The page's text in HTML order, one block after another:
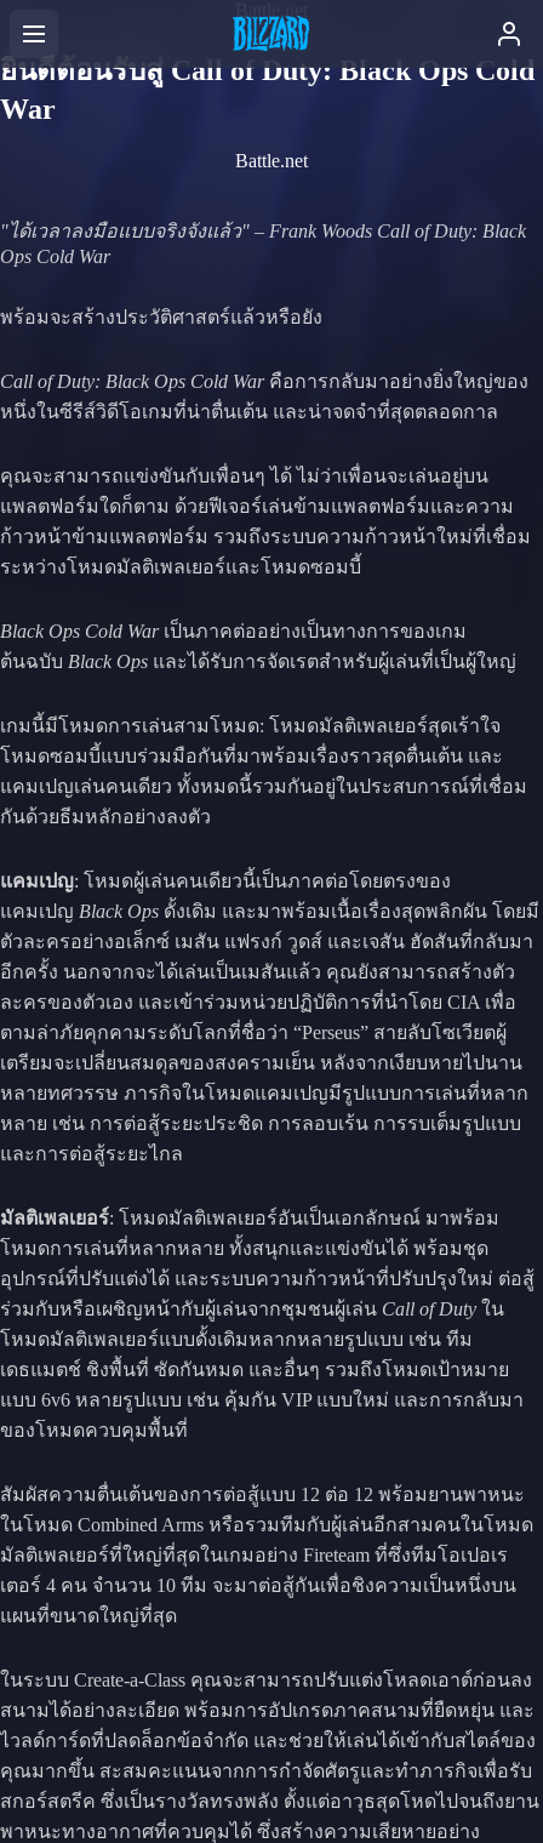
ยินดีต้อนรับสู่ Call of Duty: Black Ops Cold
War
Battle.net
"ได้เวลาลงมือแบบจริงจังแล้ว" – Frank Woods Call of Duty: Black
Ops Cold War
พร้อมจะสร้างประวัติศาสตร์แล้วหรือยัง
Call of Duty: Black Ops Cold Warคือการกลับมาอย่างยิ่งใหญ่ของ
หนึ่งในซีรีส์วิดีโอเกมที่น่าตื่นเต้น และน่าจดจำที่สุดตลอดกาล
คุณจะสามารถแข่งขันกับเพื่อนๆ ได้ ไม่ว่าเพื่อนจะเล่นอยู่บน
แพลตฟอร์มใดก็ตาม ด้วยฟีเจอร์เล่นข้ามแพลตฟอร์มและความ
ก้าวหน้าข้ามแพลตฟอร์ม รวมถึงระบบความก้าวหน้าใหม่ที่เชื่อม
ระหว่างโหมดมัลติเพลเยอร์และโหมดซอมบี้
Black Ops Cold Warเป็นภาคต่ออย่างเป็นทางการของเกม
ต้นฉบับ Black Ops และได้รับการจัดเรตสำหรับผู้เล่นที่เป็นผู้ใหญ่
เกมนี้มีโหมดการเล่นสามโหมด: โหมดมัลติเพลเยอร์สุดเร้าใจ
โหมดซอมบี้แบบร่วมมือกันที่มาพร้อมเรื่องราวสุดตื่นเต้น และ
แคมเปญเล่นคนเดียว ทั้งหมดนี้รวมกันอยู่ในประสบการณ์ที่เชื่อม
กันด้วยธีมหลักอย่างลงตัว
แคมเปญ: โหมดผู้เล่นคนเดียวนี้เป็นภาคต่อโดยตรงของ
แคมเปญ Black Ops ดั้งเดิม และมาพร้อมเนื้อเรื่องสุดพลิกผัน โดยมี
ตัวละครอย่างอเล็กซ์ เมสัน แฟรงก์ วูดส์ และเจสัน ฮัดสันที่กลับมา
อีกครั้ง นอกจากจะได้เล่นเป็นเมสันแล้ว คุณยังสามารถสร้างตัว
ละครของตัวเอง และเข้าร่วมหน่วยปฏิบัติการที่นำโดย CIA เพื่อ
ตามล่าภัยคุกคามระดับโลกที่ชื่อว่า “Perseus” สายลับโซเวียตผู้
เตรียมจะเปลี่ยนสมดุลของสงครามเย็น หลังจากเงียบหายไปนาน
หลายทศวรรษ ภารกิจในโหมดแคมเปญมีรูปแบบการเล่นที่หลาก
หลาย เช่น การต่อสู้ระยะประชิด การลอบเร้น การรบเต็มรูปแบบ
และการต่อสู้ระยะไกล
มัลติเพลเยอร์: โหมดมัลติเพลเยอร์อันเป็นเอกลักษณ์ มาพร้อม
โหมดการเล่นที่หลากหลาย ทั้งสนุกและแข่งขันได้ พร้อมชุด
อุปกรณ์ที่ปรับแต่งได้ และระบบความก้าวหน้าที่ปรับปรุงใหม่ ต่อสู้
ร่วมกับหรือเผชิญหน้ากับผู้เล่นจากชุมชนผู้เล่น Call of Duty ใน
โหมดมัลติเพลเยอร์แบบดั้งเดิมหลากหลายรูปแบบ เช่น ทีม
เดธแมตช์ ชิงพื้นที่ ซัดกันหมด และอื่นๆ รวมถึงโหมดเป้าหมาย
แบบ 6v6 หลายรูปแบบ เช่น คุ้มกัน VIP แบบใหม่ และการกลับมา
ของโหมดควบคุมพื้นที่
สัมผัสความตื่นเต้นของการต่อสู้แบบ 12 ต่อ 12 พร้อมยานพาหนะ
ในโหมด Combined Arms หรือรวมทีมกับผู้เล่นอีกสามคนในโหมด
มัลติเพลเยอร์ที่ใหญ่ที่สุดในเกมอย่าง Fireteam ที่ซึ่งทีมโอเปอเร
เตอร์ 4 คน จำนวน 10 ทีม จะมาต่อสู้กันเพื่อชิงความเป็นหนึ่งบน
แผนที่ขนาดใหญ่ที่สุด
ในระบบ Create-a-Class คุณจะสามารถปรับแต่งโหลดเอาต์ก่อนลง
สนามได้อย่างละเอียด พร้อมการอัปเกรดภาคสนามที่ยืดหยุ่น และ
ไวลด์การ์ดที่ปลดล็อกข้อจำกัด และช่วยให้เล่นได้เข้ากับสไตล์ของ
คุณมากขึ้น สะสมคะแนนจากการกำจัดศัตรูและทำภารกิจเพื่อรับ
สกอร์สตรีค ซึ่งเป็นรางวัลทรงพลัง ตั้งแต่อาวุธสุดโหดไปจนถึงยาน
พาหนะทางอากาศที่ควบคุมได้ ซึ่งสร้างความเสียหายอย่าง